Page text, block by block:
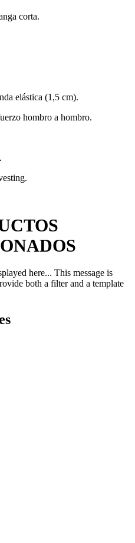
corta.
elástica (1,5 cm).
hombro a hombro.
here... This message is
both a filter and a template